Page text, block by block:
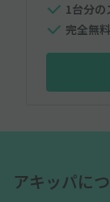
1台分の
完全無
アキッパに